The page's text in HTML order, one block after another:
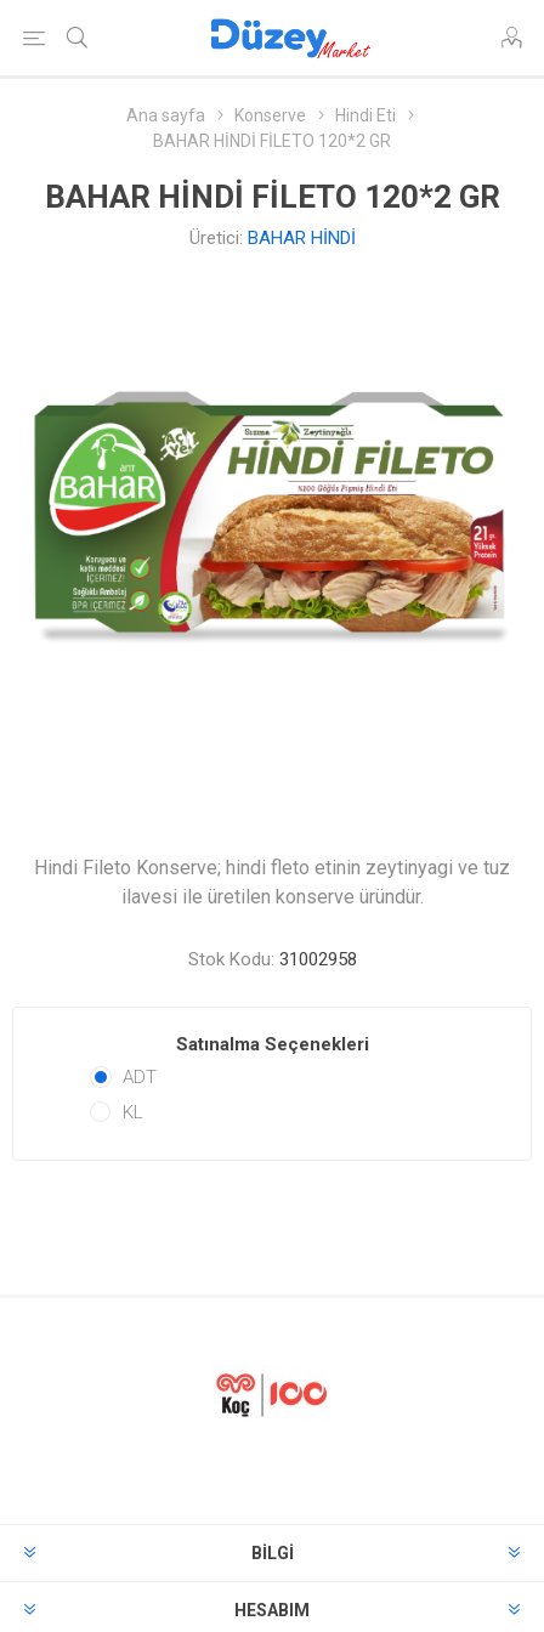
Ana sayfa Konserve
Hindi Eti
BAHAR HİNDİ FİLETO 120*2 GR
BAHAR HİNDİ FİLETO 120*2 GR
Üretici: BAHAR HİNDİ
Hindi Fileto Konserve; hindi fleto etinin zeytinyagi ve tuz
ilavesi ile üretilen konserve üründür.
Stok Kodu: 31002958
Satınalma Seçenekleri
ADT
KL
BILGI
HESABIM